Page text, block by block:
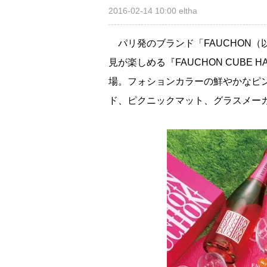
2016-02-14 10:00 eltha
パリ発のブランド「FAUCHON（
見が楽しめる『FAUCHON CUBE
場。フォションカラーの鮮やかなピ
ド、ピクニックマット、グラスメ